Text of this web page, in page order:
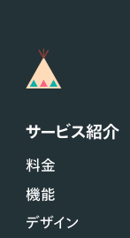
サービス紹介
料金
機能
デザイン